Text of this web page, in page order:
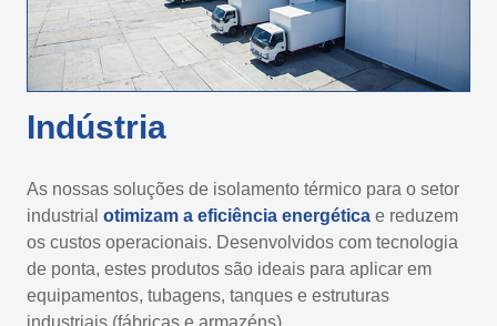
Indústria
As nossas soluções de isolamento térmico para o setor
industrial otimizam a eficiência energética e reduzem
os custos operacionais. Desenvolvidos com tecnologia
de ponta, estes produtos são ideais para aplicar em
equipamentos, tubagens, tanques e estruturas
industriais (fábricas e armazéns).